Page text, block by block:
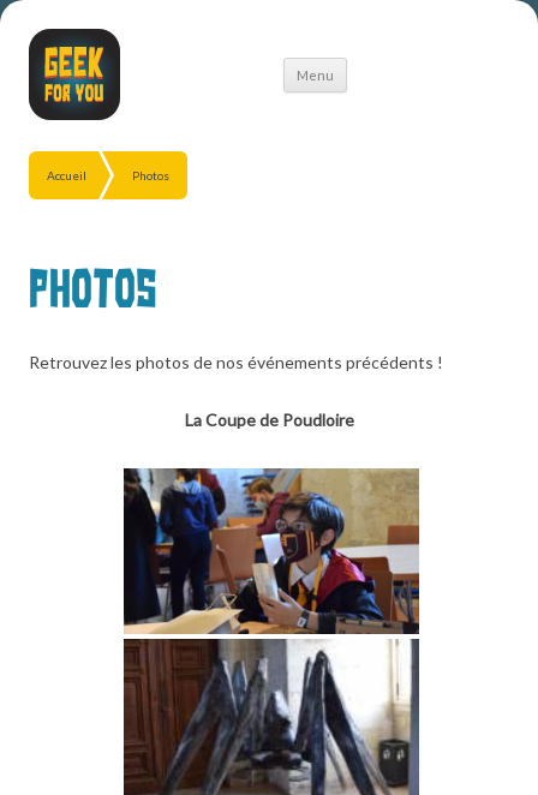
Menu
Aller
Accueil Photos
Photos
Retrouvez les photos de nos événements précédents !
La Coupe de Poudloire